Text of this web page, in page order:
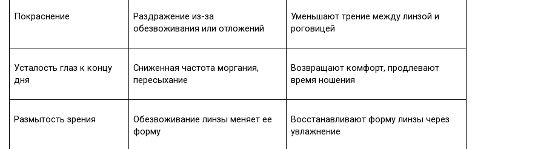
Покраснение
Раздражение из-за
обезвоживания или отложений
Уменьшают трение между линзой и
роговицей
Усталость глаз к концу
дня
Сниженная частота моргания,
пересыхание
Возвращают комфорт, продлевают
время ношения
Размытость зрения
Обезвоживание линзы меняет ее
форму
Восстанавливают форму линзы через
увлажнение